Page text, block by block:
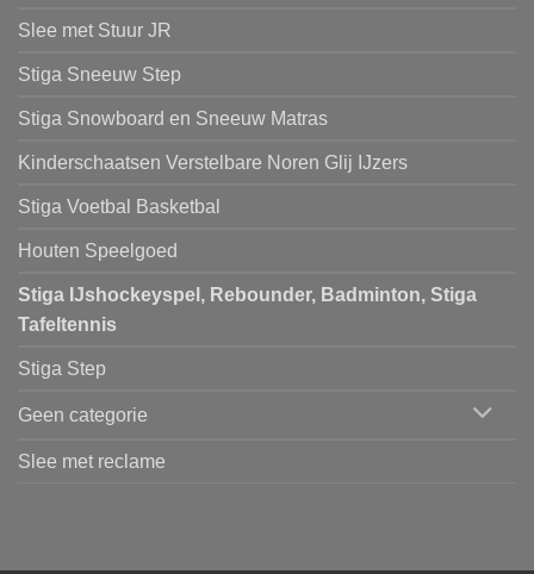
Slee met Stuur JR
Stiga Sneeuw Step
Stiga Snowboard en Sneeuw Matras
Kinderschaatsen Verstelbare Noren Glij IJzers
Stiga Voetbal Basketbal
Houten Speelgoed
Stiga IJshockeyspel, Rebounder, Badminton, Stiga
Tafeltennis
Stiga Step
Geen categorie
Slee met reclame